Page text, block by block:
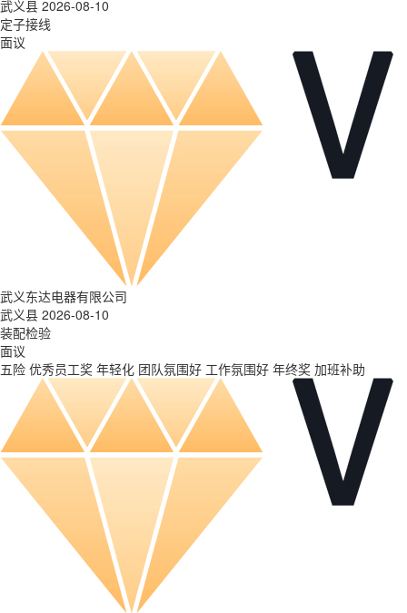
武义县 2026-08-10
定子接线
面议
武义东达电器有限公司
武义县 2026-08-10
装配检验
面议
五险 优秀员工奖 年轻化 团队氛围好 工作氛围好 年终奖 加班补助